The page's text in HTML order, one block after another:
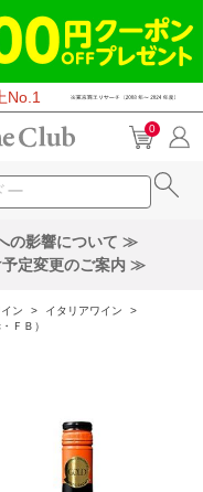
No.1
0
の影響について ≫
定変更のご案内 ≫
ン > イタリアワイン
>
ＦＢ）